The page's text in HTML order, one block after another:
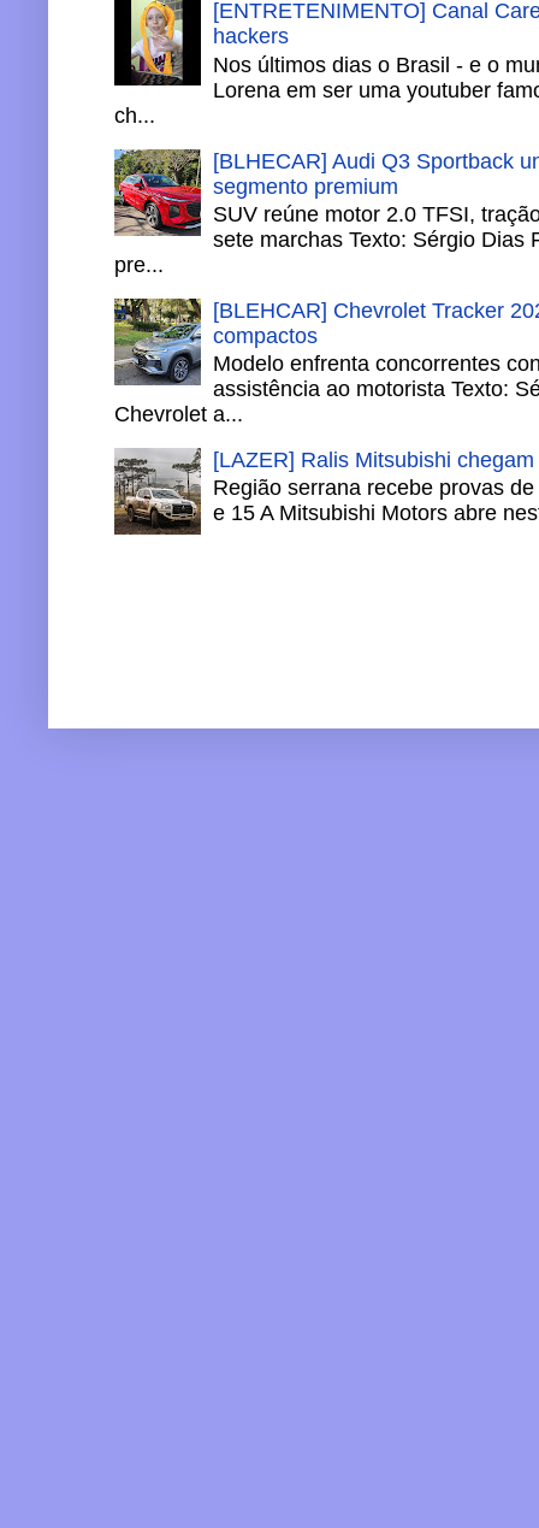
[ENTRETENIMENTO] Canal
hackers
Nos últimos dias o Brasil - e o
Lorena em ser uma youtuber
ch...
[BLHECAR] Audi Q3 Sportback
segmento premium
SUV reúne motor 2.0 TFSI,
sete marchas Texto: Sérgio Dias
pre...
[BLEHCAR] Chevrolet Tracker
compactos
Modelo enfrenta concorrentes
assistência ao motorista Texto:
Chevrolet a...
[LAZER] Ralis Mitsubishi
Região serrana recebe provas
e 15 A Mitsubishi Motors abre